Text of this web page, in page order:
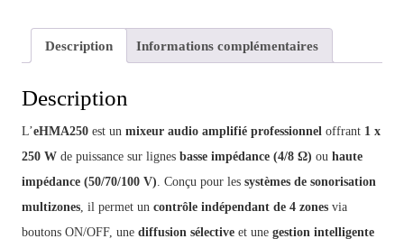
Description Informations complémentaires
Description
L’eHMA250 est un mixeur audio amplifié professionnel offrant 1 x
250 W de puissance sur lignes basse impédance (4/8 Ω) ou haute
impédance (50/70/100 V). Conçu pour les systèmes de sonorisation
multizones, il permet un contrôle indépendant de 4 zones via
boutons ON/OFF, une diffusion sélective et une gestion intelligente